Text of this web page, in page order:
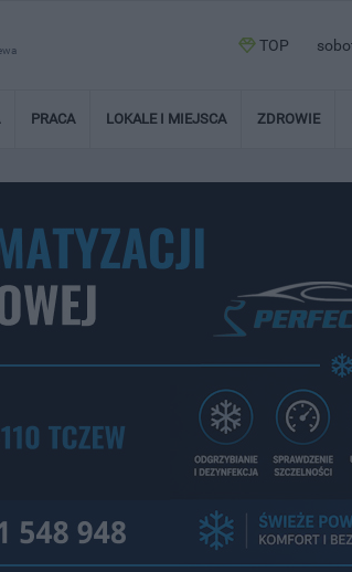
TOP
PRACA LOKALE I MIEJSCA ZDROWIE